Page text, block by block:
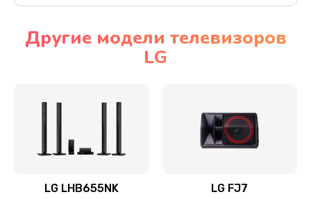
Ремонт механики привода
Ремонт / замена кнопок, клавиш, индикаторов,
Другие модели телевизоров
LG
LG LHB655NK LG FJ7